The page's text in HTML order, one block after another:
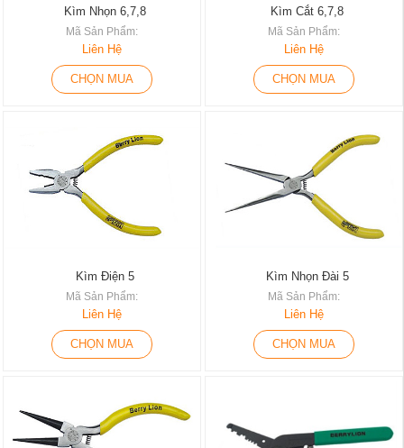
Kìm Nhọn 6,7,8
Mã Sản Phẩm:
Liên Hệ
CHỌN MUA
Kìm Cắt 6,7,8
Mã Sản Phẩm:
Liên Hệ
CHỌN MUA
Kìm Điện 5
Mã Sản Phẩm:
Liên Hệ
CHỌN MUA
Kìm Nhọn Đài 5
Mã Sản Phẩm:
Liên Hệ
CHỌN MUA